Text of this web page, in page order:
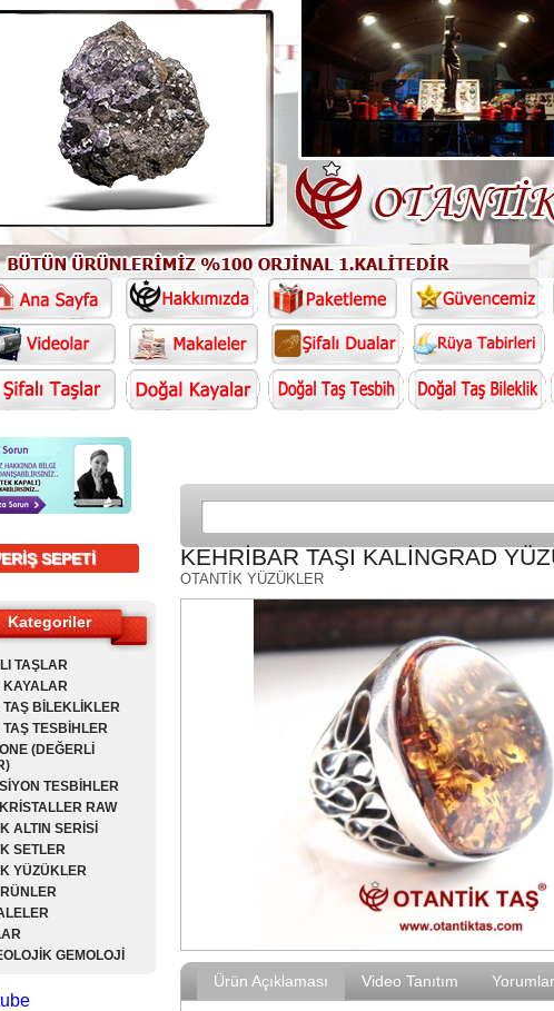
SEPETİ
Kategoriler
TAŞLAR
KAYALAR
TAŞ BİLEKLİKLER
TAŞ TESBİHLER
(DEĞERLİ
TESBİHLER
RAW
ALTIN SERİSİ
SETLER
YÜZÜKLER
GEMOLOJİ
KEHRİBAR TAŞI KALİNGRAD
OTANTİK YÜZÜKLER
Ürün Açıklaması Video Tanıtım Yorumlar